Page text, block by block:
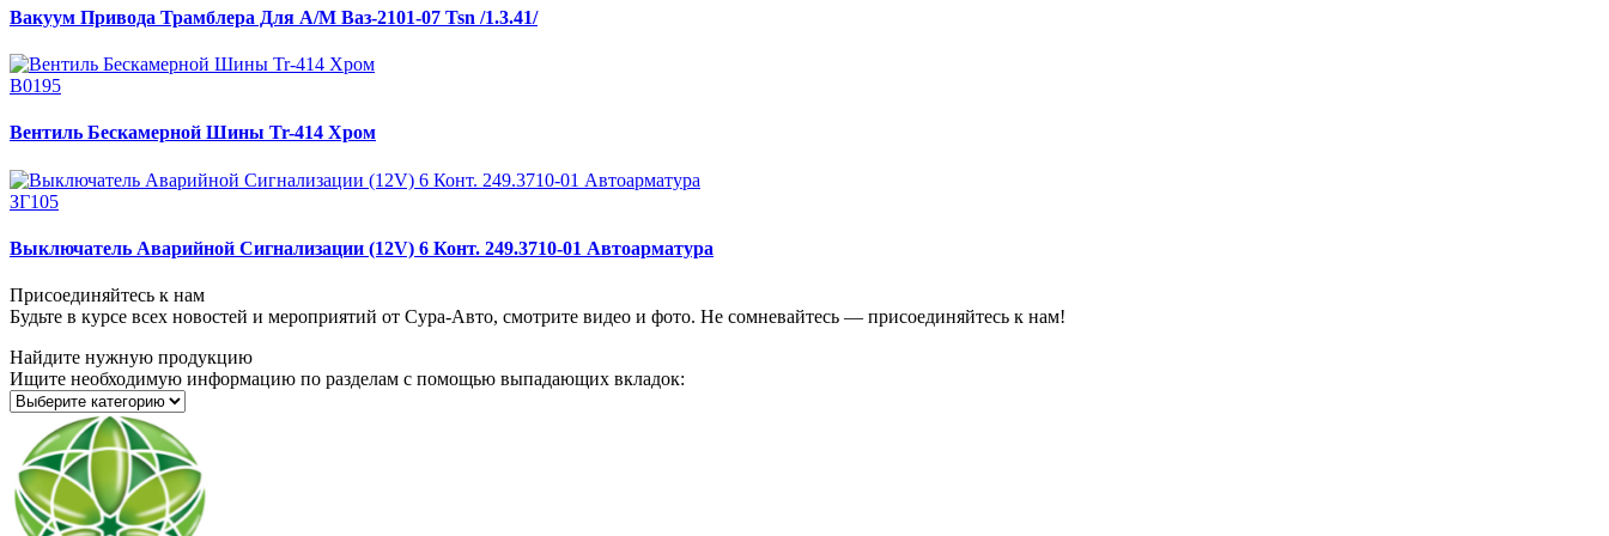
Вакуум Привода Трамблера Для А/М Ваз-2101-07 Tsn /1.3.41/
В0195
Вентиль Бескамерной Шины Tr-414 Хром
ЗГ105
Выключатель Аварийной Сигнализации (12V) 6 Конт. 249.3710-01 Автоарматура
Присоединяйтесь к нам
Будьте в курсе всех новостей и мероприятий от Сура-Авто, смотрите видео и фото. Не сомневайтесь — присоединяйтесь к нам!
Найдите нужную продукцию
Ищите необходимую информацию по разделам с помощью выпадающих вкладок: